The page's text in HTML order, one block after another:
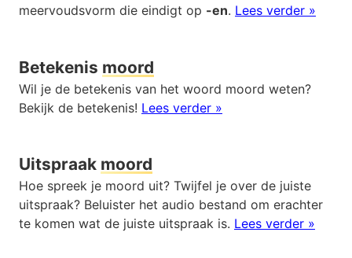
meervoudsvorm die eindigt op -en. Lees verder »
Betekenis moord
Wil je de betekenis van het woord moord weten?
Bekijk de betekenis! Lees verder »
Uitspraak moord
Hoe spreek je moord uit? Twijfel je over de juiste
uitspraak? Beluister het audio bestand om erachter
te komen wat de juiste uitspraak is. Lees verder »